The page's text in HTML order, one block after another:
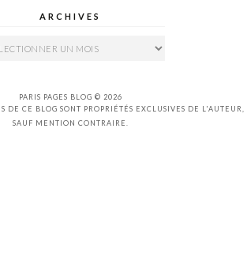
ARCHIVES
PARIS PAGES BLOG © 2026
DE CE BLOG SONT PROPRIÉTÉS EXCLUSIVES DE L'AUTEUR,
SAUF MENTION CONTRAIRE.